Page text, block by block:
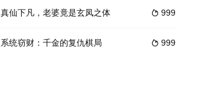
 999
真仙下凡，老婆竟是玄凤之体
 999
系统窃财：千金的复仇棋局